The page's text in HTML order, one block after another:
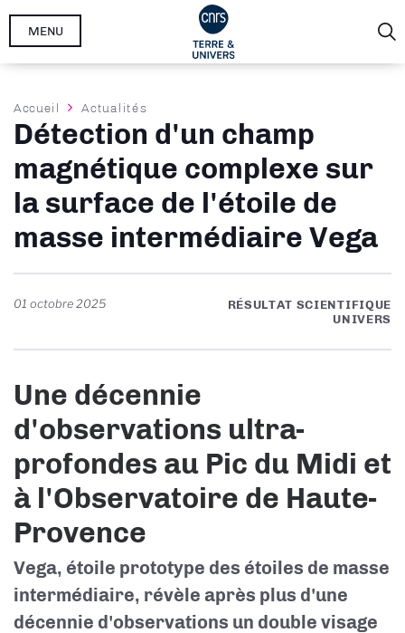
Aller
MENU
Fil
d'Ariane
Accueil Actualités
Détection d'un champ
magnétique complexe sur
la surface de l'étoile de
masse intermédiaire Vega
01 octobre 2025
RÉSULTAT SCIENTIFIQUE
UNIVERS
Une décennie
d'observations ultra-
profondes au Pic du Midi et
à l'Observatoire de Haute-
Provence
Vega, étoile prototype des étoiles de masse
intermédiaire, révèle après plus d'une
décennie d'observations un double visage